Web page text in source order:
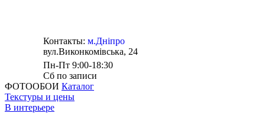
Контакты: м.Дніпро
вул.Виконкомівська, 24
Пн-Пт 9:00-18:30
Сб по записи
ФОТООБОИ Каталог
Текстуры и цены
В интерьере